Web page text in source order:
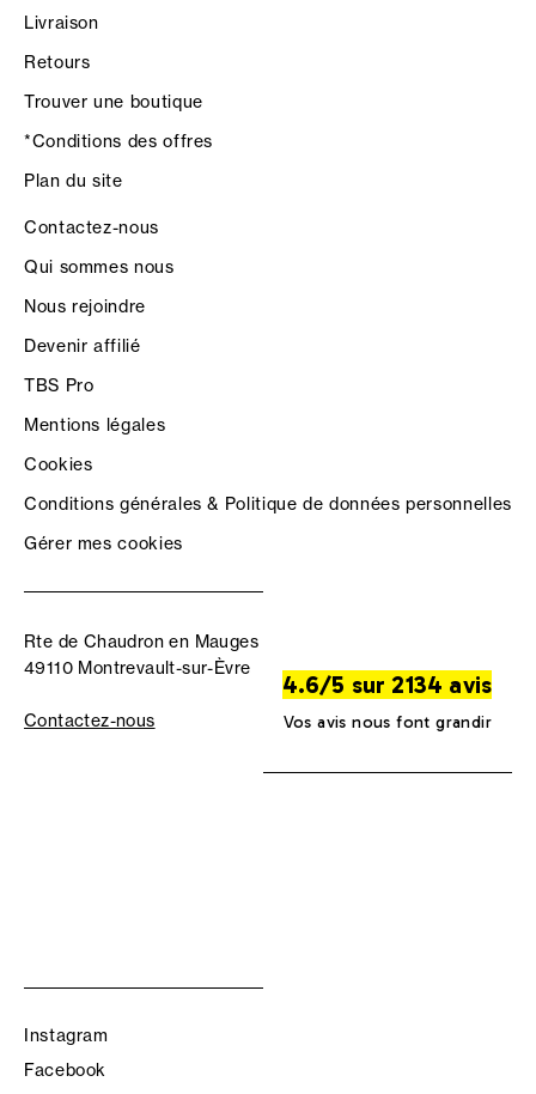
Livraison
Retours
Trouver une boutique
*Conditions des offres
Plan du site
Contactez-nous
Qui sommes nous
Nous rejoindre
Devenir affilié
TBS Pro
Mentions légales
Cookies
Conditions générales & Politique de données personnelles
Gérer mes cookies
Rte de Chaudron en Mauges
49110 Montrevault-sur-Èvre
Contactez-nous
4.6/5 sur 2134 avis
Vos avis nous font grandir
Instagram
Facebook